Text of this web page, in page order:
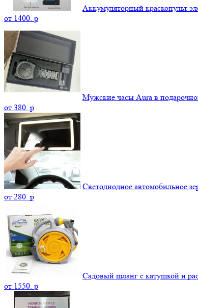
Аккумуляторный краскопульт
от 1400. p
Мужские часы Aura в
от 380. p
Светодиодное автомобильное
от 280. p
Садовый шланг с катушкой и
от 1550. p